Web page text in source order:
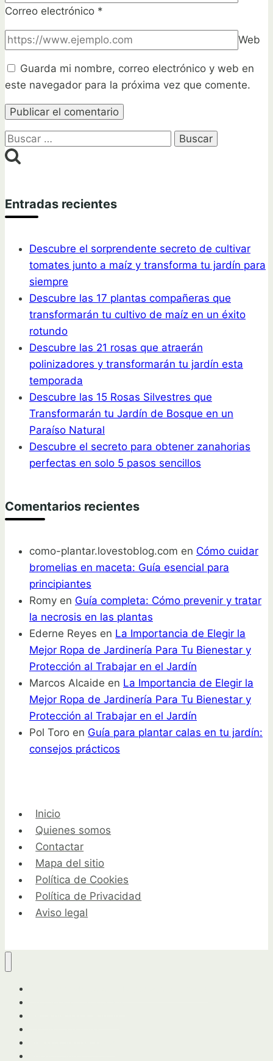
Correo electrónico *
Web
Guarda mi nombre, correo electrónico y web en
este navegador para la próxima vez que comente.
Buscar:
Entradas recientes
Descubre el sorprendente secreto de cultivar
tomates junto a maíz y transforma tu jardín para
siempre
Descubre las 17 plantas compañeras que
transformarán tu cultivo de maíz en un éxito
rotundo
Descubre las 21 rosas que atraerán
polinizadores y transformarán tu jardín esta
temporada
Descubre las 15 Rosas Silvestres que
Transformarán tu Jardín de Bosque en un
Paraíso Natural
Descubre el secreto para obtener zanahorias
perfectas en solo 5 pasos sencillos
Comentarios recientes
como-plantar.lovestoblog.com en Cómo cuidar
bromelias en maceta: Guía esencial para
principiantes
Romy en Guía completa: Cómo prevenir y tratar
la necrosis en las plantas
Ederne Reyes en La Importancia de Elegir la
Mejor Ropa de Jardinería Para Tu Bienestar y
Protección al Trabajar en el Jardín
Marcos Alcaide en La Importancia de Elegir la
Mejor Ropa de Jardinería Para Tu Bienestar y
Protección al Trabajar en el Jardín
Pol Toro en Guía para plantar calas en tu jardín:
consejos prácticos
Inicio
Quienes somos
Contactar
Mapa del sitio
Política de Cookies
Política de Privacidad
Aviso legal